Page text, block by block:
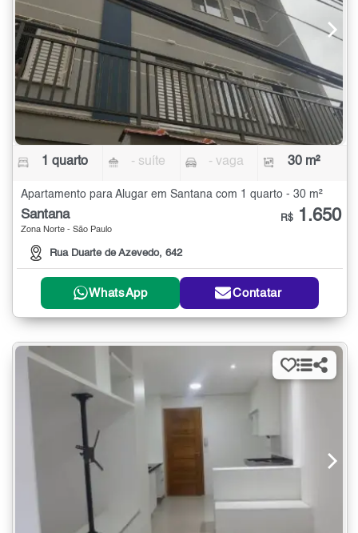
1 quarto - suíte - vaga 30 m²
Apartamento para Alugar em Santana com 1 quarto - 30 m²
Santana
Zona Norte - São Paulo
Rua Duarte de Azevedo, 642
R$ 1.650
WhatsApp Contatar